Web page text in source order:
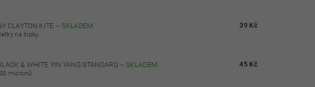
CLAYTON KITE –SKLADEM
na šipky.
39 Kč
& WHITE YIN YANG STANDARD – SKLADEM
micronů.
45 Kč